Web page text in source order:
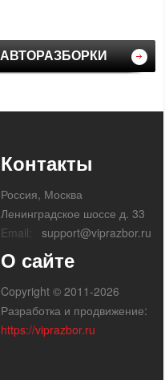
АВТОРАЗБОРКИ
Контакты
Россия, Москва
Ленинградское шоссе д. 33
Email:
support@viprazbor.ru
О сайте
Copyright © 2011-2026
Разработка и продвижение:
https://viprazbor.ru